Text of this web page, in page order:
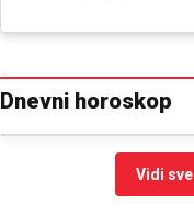
Dnevni horoskop
Vidi sve